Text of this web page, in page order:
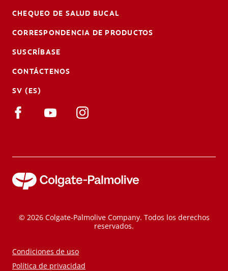
CHEQUEO DE SALUD BUCAL
CORRESPONDENCIA DE PRODUCTOS
SUSCRÍBASE
CONTÁCTENOS
SV (ES)
© 2026 Colgate-Palmolive Company. Todos los derechos
reservados.
Condiciones de uso
Política de privacidad